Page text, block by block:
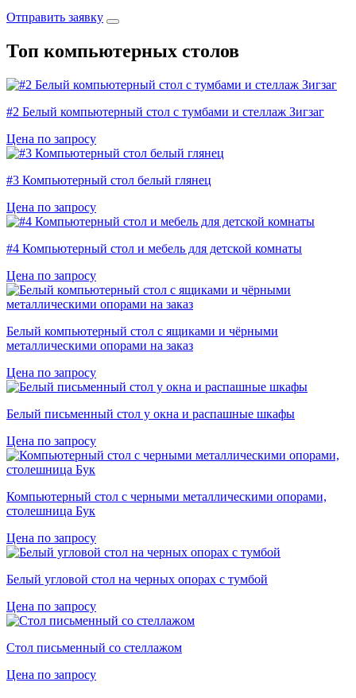
Отправить заявку
Топ компьютерных столов
#2 Белый компьютерный стол с тумбами и стеллаж Зигзаг
Цена по запросу
#3 Компьютерный стол белый глянец
Цена по запросу
#4 Компьютерный стол и мебель для детской комнаты
Цена по запросу
Белый компьютерный стол с ящиками и чёрными
металлическими опорами на заказ
Цена по запросу
Белый письменный стол у окна и распашные шкафы
Цена по запросу
Компьютерный стол с черными металлическими опорами,
столешница Бук
Цена по запросу
Белый угловой стол на черных опорах с тумбой
Цена по запросу
Стол письменный со стеллажом
Цена по запросу